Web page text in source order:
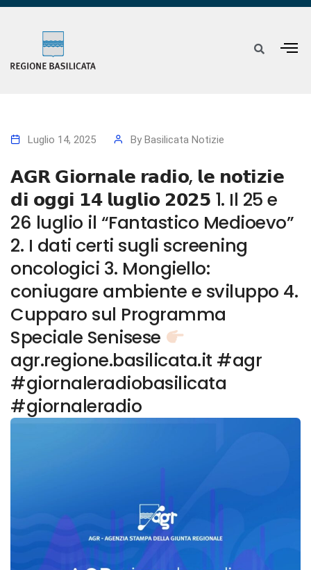
Luglio 14, 2025 By Basilicata Notizie
𝗔𝗚𝗥 𝗚𝗶𝗼𝗿𝗻𝗮𝗹𝗲 𝗿𝗮𝗱𝗶𝗼, 𝗹𝗲 𝗻𝗼𝘁𝗶𝘇𝗶𝗲
𝗱𝗶 𝗼𝗴𝗴𝗶 𝟭𝟰 𝗹𝘂𝗴𝗹𝗶𝗼 𝟮𝟬𝟮𝟱 1. Il 25 e
26 luglio il “Fantastico Medioevo”
2. I dati certi sugli screening
oncologici 3. Mongiello:
coniugare ambiente e sviluppo 4.
Cupparo sul Programma
Speciale Senisese
agr.regione.basilicata.it #agr
#giornaleradiobasilicata
#giornaleradio